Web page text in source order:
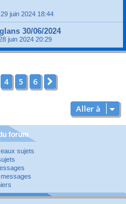
juin 2024 18:44
30/06/2024
juin 2024 20:29
4 5 6
Aller à
forum
sujets